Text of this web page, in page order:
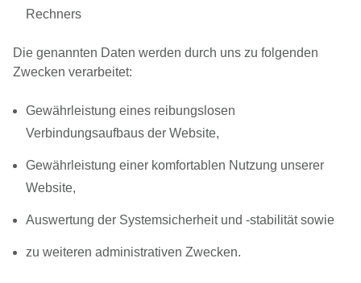
Rechners
Die genannten Daten werden durch uns zu folgenden
Zwecken verarbeitet:
Gewährleistung eines reibungslosen
Verbindungsaufbaus der Website,
Gewährleistung einer komfortablen Nutzung unserer
Website,
Auswertung der Systemsicherheit und -stabilität sowie
zu weiteren administrativen Zwecken.